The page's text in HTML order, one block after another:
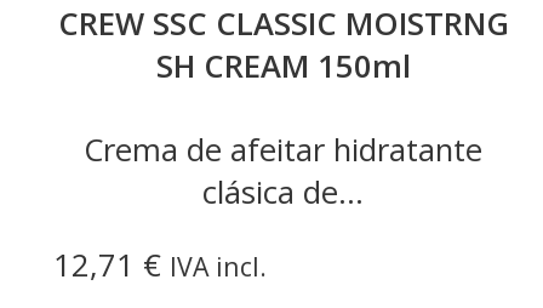
CREW SSC CLASSIC MOISTRNG
SH CREAM 150ml
Crema de afeitar hidratante
clásica de...
12,71 € IVA incl.